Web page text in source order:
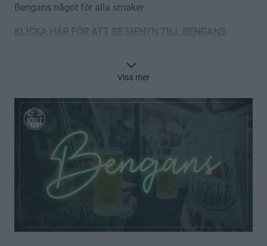
Bengans något för alla smaker.
Visa mer